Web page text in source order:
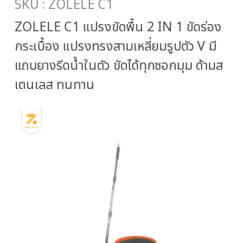
SKU : ZOLELE C1
ZOLELE C1 แปรงขัดพื้น 2 IN 1 ขัดร่อง
กระเบื้อง แปรงทรงสามเหลี่ยมรูปตัว V มี
แถบยางรีดน้ำในตัว ขัดได้ทุกซอกมุม ด้ามส
เตนเลส ทนทาน